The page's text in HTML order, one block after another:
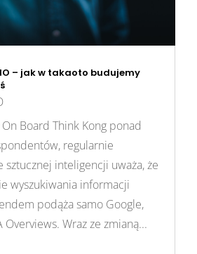
– jak w takaoto budujemy
Board Think Kong ponad
regularnie
sztucznej inteligencji uważa, że
wyszukiwania informacji
podąża samo Google,
Wraz ze zmianą...